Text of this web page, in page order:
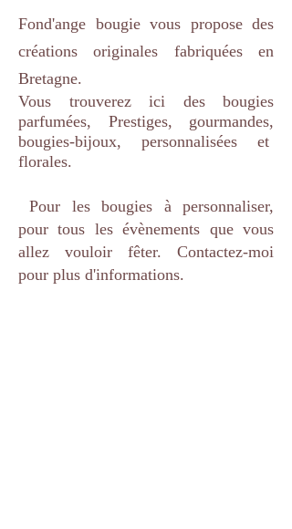
Fond'ange bougie vous propose des
créations originales fabriquées en
Bretagne.
Vous trouverez ici des bougies
parfumées, Prestiges, gourmandes,
bougies-bijoux, personnalisées et
florales.
Pour les bougies à personnaliser,
pour tous les évènements que vous
allez vouloir fêter. Contactez-moi
pour plus d'informations.